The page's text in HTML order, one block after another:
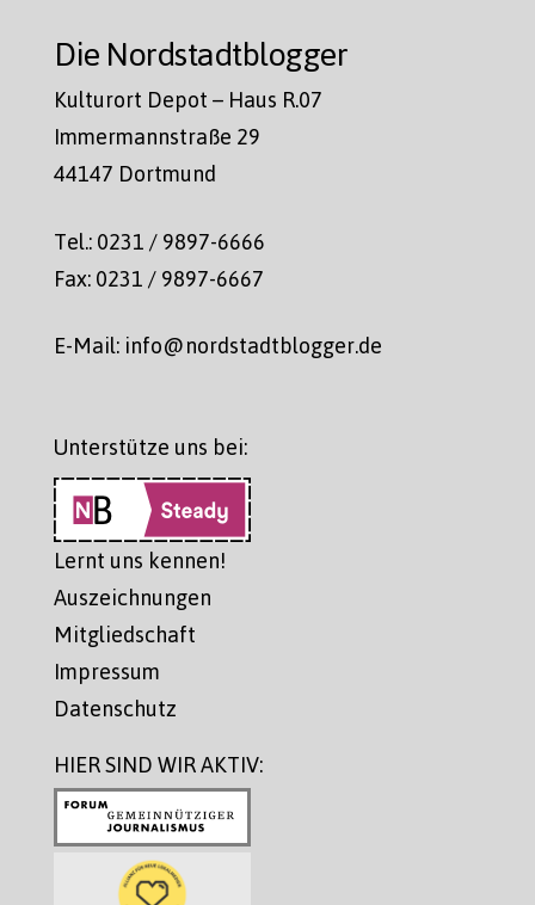
Die Nordstadtblogger
Kulturort Depot – Haus R.07
Immermannstraße 29
44147 Dortmund
Tel.: 0231 / 9897-6666
Fax: 0231 / 9897-6667
E-Mail: info@nordstadtblogger.de
Unterstütze uns bei:
Lernt uns kennen!
Auszeichnungen
Mitgliedschaft
Impressum
Datenschutz
HIER SIND WIR AKTIV: